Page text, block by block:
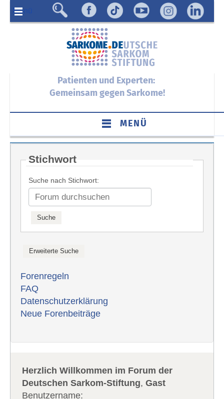
Menü
Patienten und Experten:
Gemeinsam gegen Sarkome!
MENÜ
Stichwort
Suche nach Stichwort:
Forenregeln
FAQ
Datenschutzerklärung
Neue Forenbeiträge
Herzlich Willkommen im Forum der
Deutschen Sarkom-Stiftung,Gast
Benutzername: